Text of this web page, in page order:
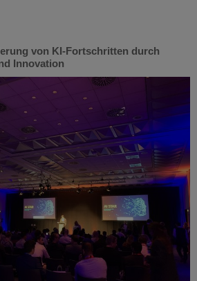
von KI-Fortschritten durch
Innovation